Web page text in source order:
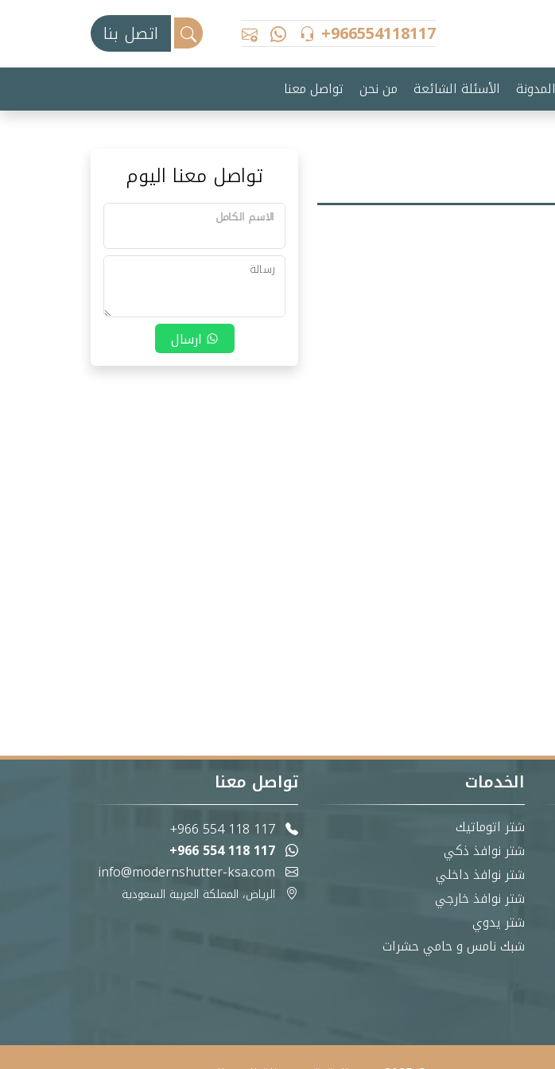
+966554118117 اتصل بنا
المدونة الأسئلة الشائعة من نحن تواصل معنا
تواصل معنا اليوم
الاسم الكامل
رسالة
ارسال
الخدمات
شتر اتوماتيك
شتر نوافذ ذكي
شتر نوافذ داخلي
شتر نوافذ خارجي
شتر يدوي
شبك نامس و حامي حشرات
تواصل معنا
+966 554 118 117
+966 554 118 117
info@modernshutter-ksa.com
الرياض، المملكة العربية السعودية